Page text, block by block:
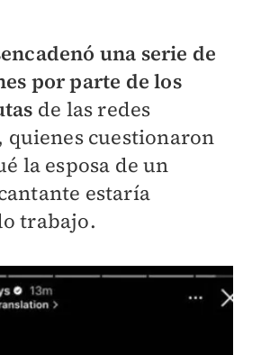
una serie de
por parte de los
de las redes
quienes cuestionaron
la esposa de un
estaría
trabajo.